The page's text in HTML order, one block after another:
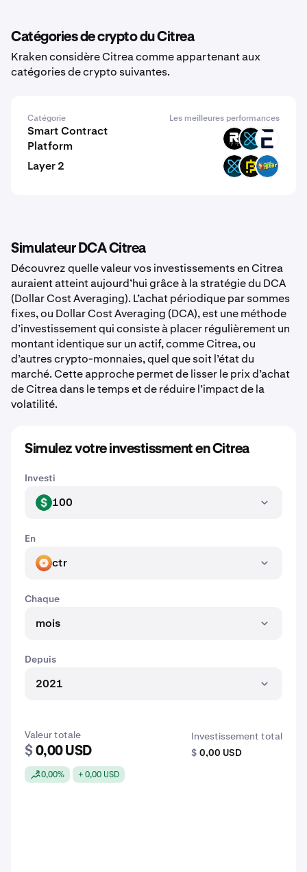
Catégories de crypto du Citrea
Kraken considère Citrea comme appartenant aux
catégories de crypto suivantes.
Catégorie Les meilleures performances
Smart Contract
Platform
ROOT XFI EVR
Layer 2 XFI BFIC JOC
Simulateur DCA Citrea
Découvrez quelle valeur vos investissements en Citrea
auraient atteint aujourd’hui grâce à la stratégie du DCA
(Dollar Cost Averaging). L’achat périodique par sommes
fixes, ou Dollar Cost Averaging (DCA), est une méthode
d’investissement qui consiste à placer régulièrement un
montant identique sur un actif, comme Citrea, ou
d’autres crypto-monnaies, quel que soit l’état du
marché. Cette approche permet de lisser le prix d’achat
de Citrea dans le temps et de réduire l’impact de la
volatilité.
Simulez votre investissment en Citrea
Investi
USD 100
En
CTR ctr
Chaque
mois
Depuis
2021
Valeur totale
$ 0,00 USD
0,00% + 0,00 USD
Investissement total
$ 0,00 USD